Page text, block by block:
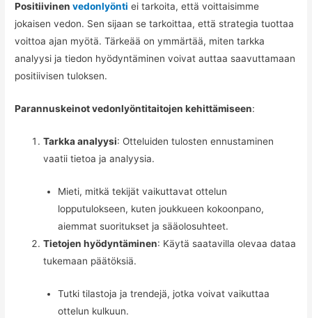
Positiivinenvedonlyönti ei tarkoita, että voittaisimme
jokaisen vedon. Sen sijaan se tarkoittaa, että strategia tuottaa
voittoa ajan myötä. Tärkeää on ymmärtää, miten tarkka
analyysi ja tiedon hyödyntäminen voivat auttaa saavuttamaan
positiivisen tuloksen.
Parannuskeinot vedonlyöntitaitojen kehittämiseen:
Tarkka analyysi: Otteluiden tulosten ennustaminen
vaatii tietoa ja analyysia.
Mieti, mitkä tekijät vaikuttavat ottelun
lopputulokseen, kuten joukkueen kokoonpano,
aiemmat suoritukset ja sääolosuhteet.
Tietojen hyödyntäminen: Käytä saatavilla olevaa dataa
tukemaan päätöksiä.
Tutki tilastoja ja trendejä, jotka voivat vaikuttaa
ottelun kulkuun.